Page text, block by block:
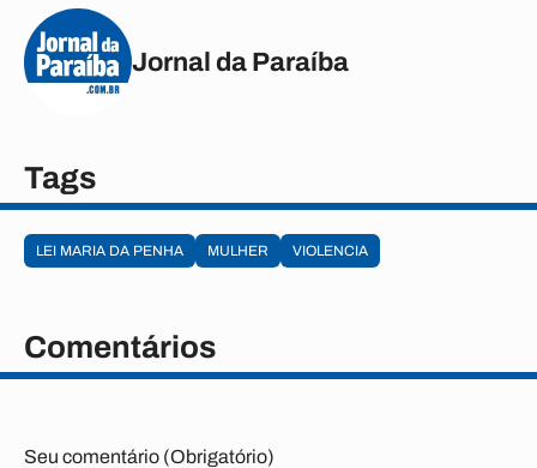
Jornal da Paraíba
Tags
LEI MARIA DA PENHA MULHER VIOLENCIA
Comentários
Seu comentário (Obrigatório)